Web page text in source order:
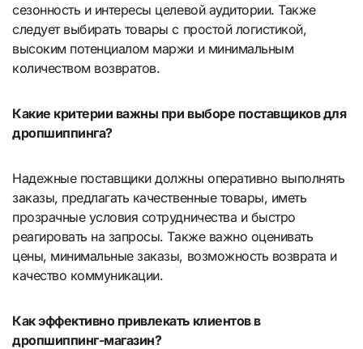
сезонность и интересы целевой аудитории. Также
следует выбирать товары с простой логистикой,
высоким потенциалом маржи и минимальным
количеством возвратов.
Какие критерии важны при выборе поставщиков для
дропшиппинга?
Надежные поставщики должны оперативно выполнять
заказы, предлагать качественные товары, иметь
прозрачные условия сотрудничества и быстро
реагировать на запросы. Также важно оценивать
цены, минимальные заказы, возможность возврата и
качество коммуникации.
Как эффективно привлекать клиентов в
дропшиппинг-магазин?